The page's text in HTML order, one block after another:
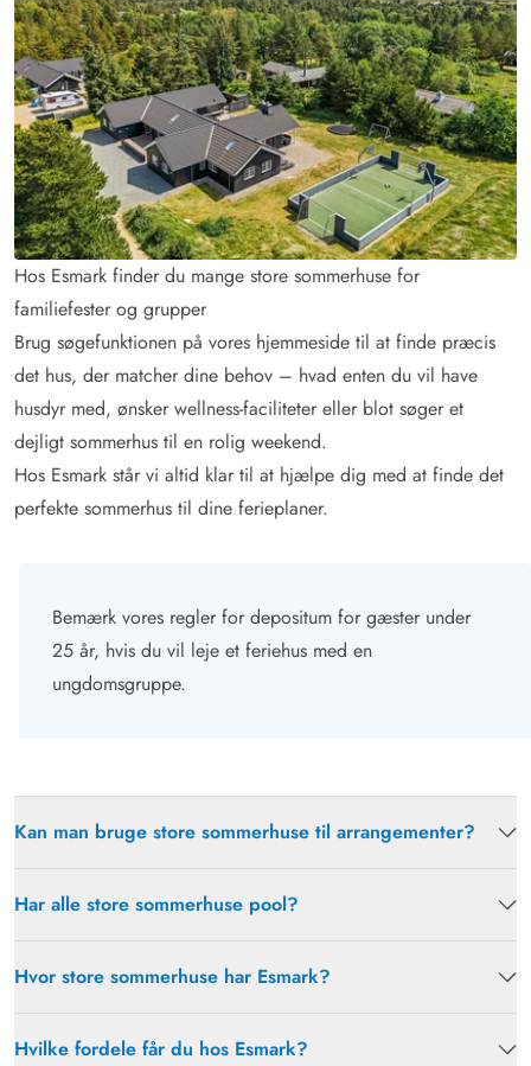
Hos Esmark finder du mange store sommerhuse for
familiefester og grupper
Brug søgefunktionen på vores hjemmeside til at finde præcis
det hus, der matcher dine behov – hvad enten du vil have
husdyr med, ønsker wellness-faciliteter eller blot søger et
dejligt sommerhus til en rolig weekend.
Hos Esmark står vi altid klar til at hjælpe dig med at finde det
perfekte sommerhus til dine ferieplaner.
Bemærk vores regler for depositum for gæster under
25 år, hvis du vil leje et feriehus med en
ungdomsgruppe.
Kan man bruge store sommerhuse til arrangementer?
Har alle store sommerhuse pool?
Hvor store sommerhuse har Esmark?
Hvilke fordele får du hos Esmark?